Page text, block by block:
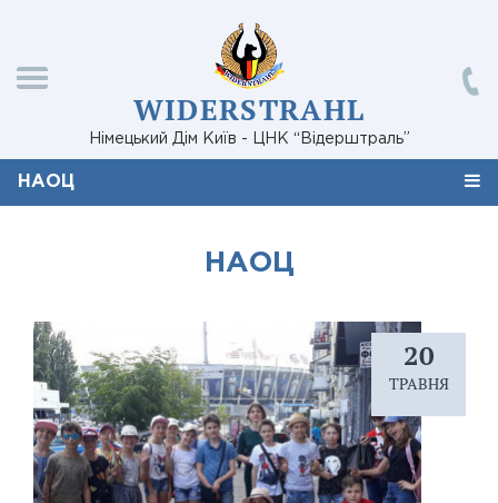
WIDERSTRAHL
Німецький Дім Київ - ЦНК “Відерштраль”
НАОЦ
НАОЦ
20
ТРАВНЯ